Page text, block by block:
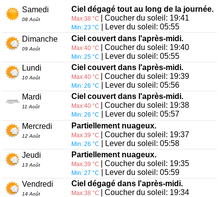
Samedi
08 Août
Ciel dégagé tout au long de la journée.
Max:38 °C | Coucher du soleil: 19:41
Min: 23 °C
| Lever du soleil: 05:55
Dimanche
09 Août
Ciel couvert dans l'après-midi.
Max:40 °C | Coucher du soleil: 19:40
Min: 25 °C
| Lever du soleil: 05:55
Lundi
10 Août
Ciel couvert dans l'après-midi.
Max:40 °C | Coucher du soleil: 19:39
Min: 26 °C
| Lever du soleil: 05:56
Mardi
11 Août
Ciel couvert dans l'après-midi.
Max:40 °C | Coucher du soleil: 19:38
Min: 26 °C
| Lever du soleil: 05:57
Mercredi
12 Août
Partiellement nuageux.
Max:39 °C | Coucher du soleil: 19:37
Min: 26 °C
| Lever du soleil: 05:58
Jeudi
13 Août
Partiellement nuageux.
Max:39 °C | Coucher du soleil: 19:35
Min: 27 °C
| Lever du soleil: 05:59
Vendredi
14 Août
Ciel dégagé dans l'après-midi.
Max:38 °C | Coucher du soleil: 19:34